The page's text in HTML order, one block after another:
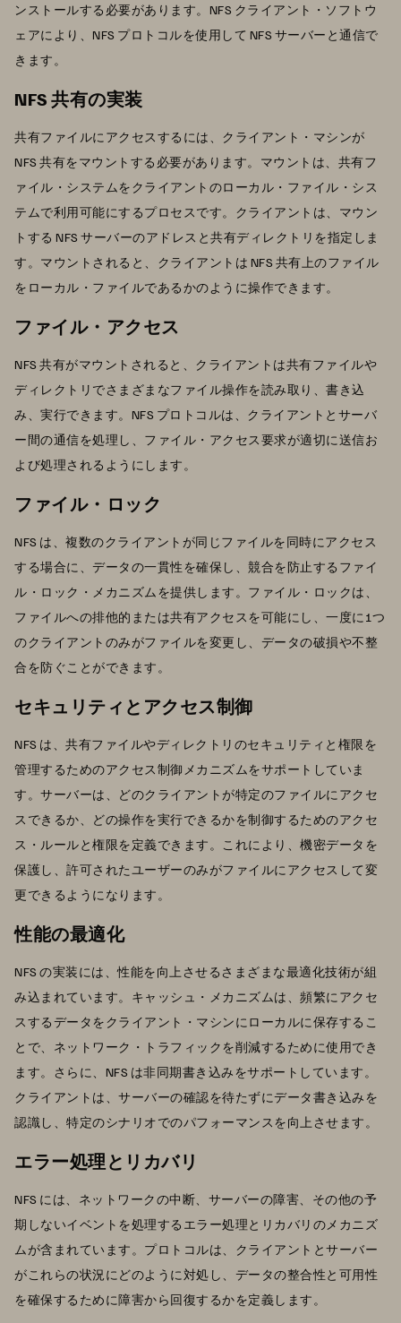
ンストールする必要があります。NFS クライアント・ソフトウ
ェアにより、NFS プロトコルを使用して NFS サーバーと通信で
きます。
NFS 共有の実装
共有ファイルにアクセスするには、クライアント・マシンが
NFS 共有をマウントする必要があります。マウントは、共有フ
ァイル・システムをクライアントのローカル・ファイル・シス
テムで利用可能にするプロセスです。クライアントは、マウン
トする NFS サーバーのアドレスと共有ディレクトリを指定しま
す。マウントされると、クライアントは NFS 共有上のファイル
をローカル・ファイルであるかのように操作できます。
ファイル・アクセス
NFS 共有がマウントされると、クライアントは共有ファイルや
ディレクトリでさまざまなファイル操作を読み取り、書き込
み、実行できます。NFS プロトコルは、クライアントとサーバ
ー間の通信を処理し、ファイル・アクセス要求が適切に送信お
よび処理されるようにします。
ファイル・ロック
NFS は、複数のクライアントが同じファイルを同時にアクセス
する場合に、データの一貫性を確保し、競合を防止するファイ
ル・ロック・メカニズムを提供します。ファイル・ロックは、
ファイルへの排他的または共有アクセスを可能にし、一度に1つ
のクライアントのみがファイルを変更し、データの破損や不整
合を防ぐことができます。
セキュリティとアクセス制御
NFS は、共有ファイルやディレクトリのセキュリティと権限を
管理するためのアクセス制御メカニズムをサポートしていま
す。サーバーは、どのクライアントが特定のファイルにアクセ
スできるか、どの操作を実行できるかを制御するためのアクセ
ス・ルールと権限を定義できます。これにより、機密データを
保護し、許可されたユーザーのみがファイルにアクセスして変
更できるようになります。
性能の最適化
NFS の実装には、性能を向上させるさまざまな最適化技術が組
み込まれています。キャッシュ・メカニズムは、頻繁にアクセ
スするデータをクライアント・マシンにローカルに保存するこ
とで、ネットワーク・トラフィックを削減するために使用でき
ます。さらに、NFS は非同期書き込みをサポートしています。
クライアントは、サーバーの確認を待たずにデータ書き込みを
認識し、特定のシナリオでのパフォーマンスを向上させます。
エラー処理とリカバリ
NFS には、ネットワークの中断、サーバーの障害、その他の予
期しないイベントを処理するエラー処理とリカバリのメカニズ
ムが含まれています。プロトコルは、クライアントとサーバー
がこれらの状況にどのように対処し、データの整合性と可用性
を確保するために障害から回復するかを定義します。